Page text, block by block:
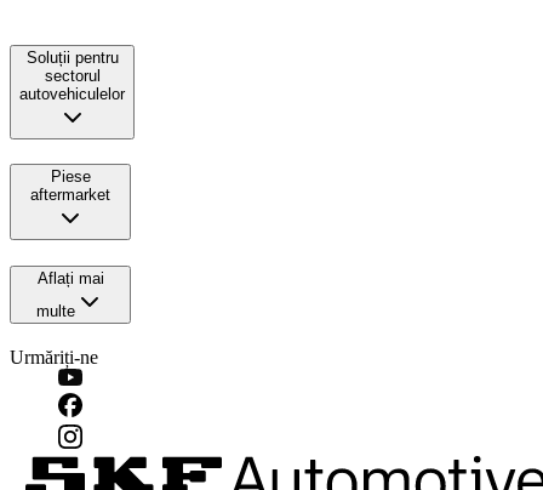
Soluții pentru
sectorul
autovehiculelor
Piese
aftermarket
Aflați mai
multe
Urmăriți-ne